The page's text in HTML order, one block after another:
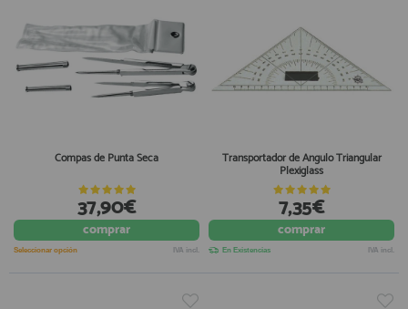
Compas de Punta Seca
37,90€
comprar
Seleccionar opción IVA incl.
Transportador de Angulo Triangular
Plexiglass
7,35€
comprar
En Existencias IVA incl.